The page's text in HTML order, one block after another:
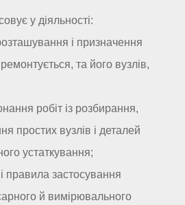
у діяльності:
і призначення
та його вузлів,
робіт із розбирання,
простих вузлів і деталей
устаткування;
застосування
й вимірювального